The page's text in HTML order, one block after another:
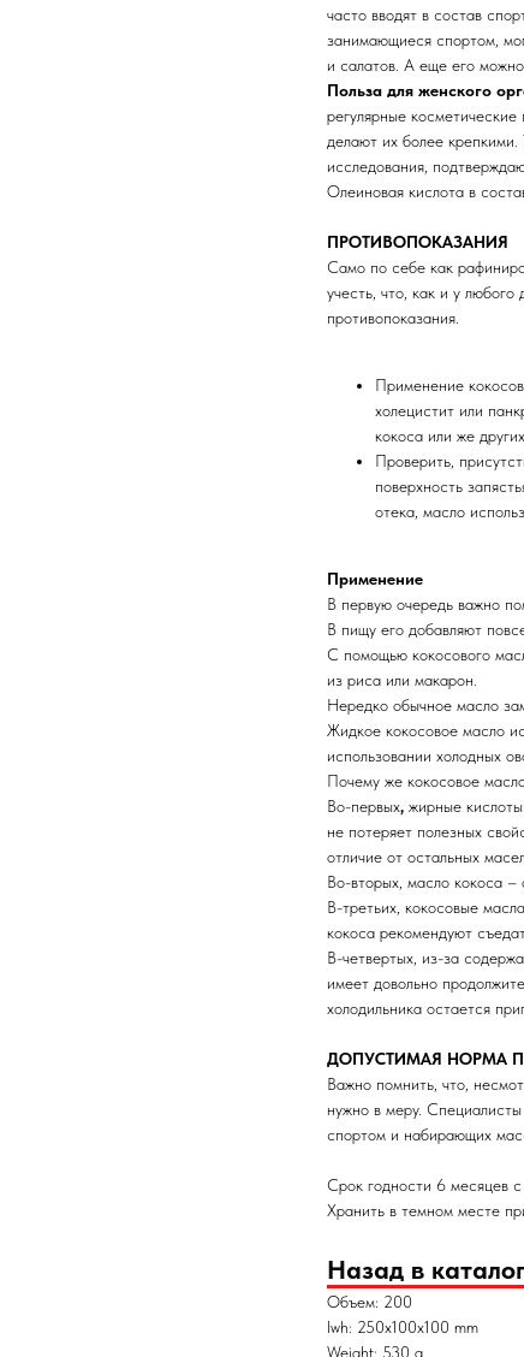
часто вводят в состав
занимающиеся спортом,
и салатов. А еще его можно
Польза для женского
регулярные
делают их более
исследования,
Олеиновая кислота в
ПРОТИВОПОКАЗАНИЯ
Само по себе как
учесть, что, как и у
противопоказания.
Применение
холецистит или
кокоса или же
Проверить,
поверхность
отека, масло
Применение
В первую очередь важно
В пищу его добавляют
С помощью кокосового
из риса или макарон.
Нередко обычное масло
Жидкое кокосовое масло
использовании холодных
Почему же кокосовое
Во-первых, жирные
не потеряет полезных
отличие от остальных
Во-вторых, масло кокоса –
В-третьих, кокосовые
кокоса рекомендуют
В-четвертых, из-за
имеет довольно
холодильника остается
ДОПУСТИМАЯ НОРМА
Важно помнить, что,
нужно в меру.
спортом и набирающих
Срок годности 6 месяцев с
Хранить в темном месте
Назад в
Объем: 200
lwh: 250x100x100 mm
Weight: 530 g